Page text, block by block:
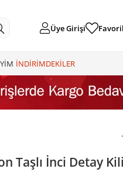
Üye Girişi
İNDİRİMDEKİLER
Taşlı İnci Detay